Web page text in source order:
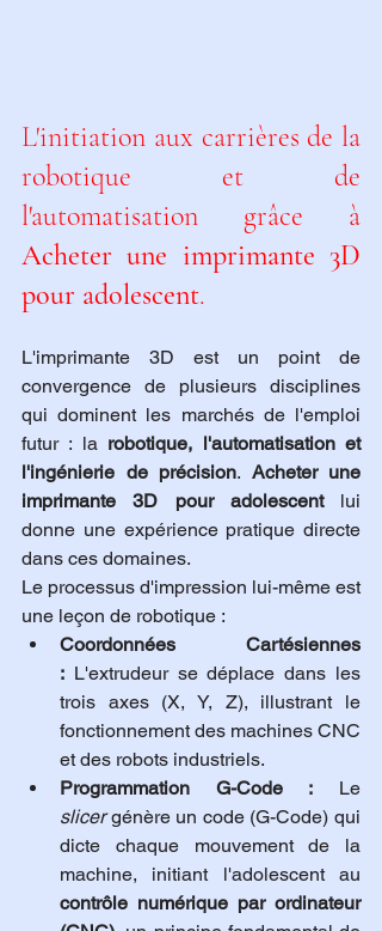
L'initiation aux carrières de la
robotique et de
Acheter une imprimante 3D
pour adolescent.
L'imprimante 3D est un point de
convergence de plusieurs disciplines
qui dominent les marchés de l'emploi
futur : la robotique, l'automatisation et
l'ingénierie de précision. Acheter une
imprimante 3D pour adolescent lui
donne une expérience pratique directe
dans ces domaines.
Le processus d'impression lui-même est
une leçon de robotique :
Coordonnées Cartésiennes
: L'extrudeur se déplace dans les
trois axes (X, Y, Z), illustrant le
fonctionnement des machines CNC
et des robots industriels.
Programmation G-Code :
slicer génère un code (G-Code) qui
dicte chaque mouvement de la
contrôle numérique par ordinateur